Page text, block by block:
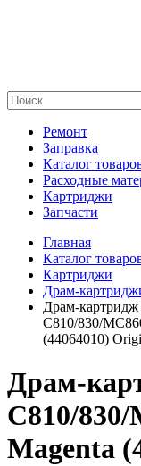
Ремонт
Заправка
Каталог
Расходные
Картриджи
Запчасти
Главная
Каталог
Картриджи
Драм-
Драм-
C810/830/
(44064010)
Драм-
C810/
Magenta